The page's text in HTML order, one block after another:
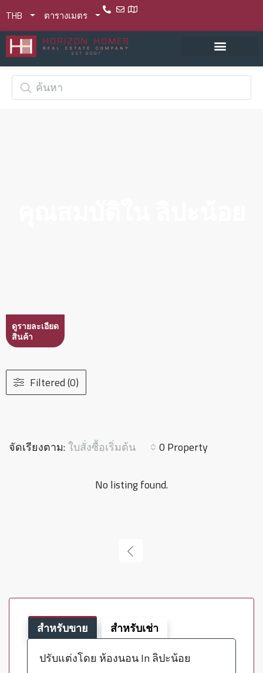
THB ตารางเมตร
ดูรายละเอียด
สินค้า
Filtered (0)
0 Property
จัดเรียงตาม:ใบสั่งซื้อเริ่มต้น
No listing found.
สำหรับขาย
สำหรับเช่า
ปรับแต่งโดย ห้องนอน In ลิปะน้อย